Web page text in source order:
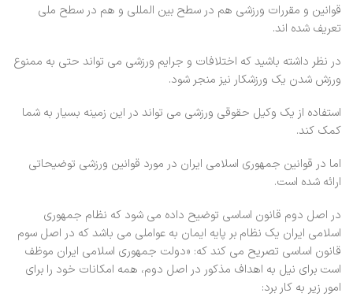
قوانین و مقررات ورزشی هم در سطح بین المللی و هم در سطح ملی
تعریف شده اند.
در نظر داشته باشید که اختلافات و جرایم ورزشی می تواند حتی به ممنوع
ورزش شدن یک ورزشکار نیز منجر شود.
استفاده از یک وکیل حقوقی ورزشی می تواند در این زمینه بسیار به شما
کمک کند.
اما در قوانین جمهوری اسلامی ایران در مورد قوانین ورزشی توضیحاتی
ارائه شده است.
در اصل دوم قانون اساسی توضیح داده می شود که نظام جمهوری
اسلامی ایران یک نظام بر پایه ایمان به عواملی می باشد که در اصل سوم
قانون اساسی تصریح می کند که: «دولت جمهوری اسلامی ایران موظف
است برای نیل به اهداف مذکور در اصل دوم، همه امکانات خود را برای
امور زیر به کار برد: